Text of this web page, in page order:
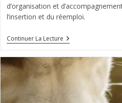
d’organisation et
l’insertion et du réemploi.
Continuer La LectureCoordinateur
/
Recyclerie
–
Montluel